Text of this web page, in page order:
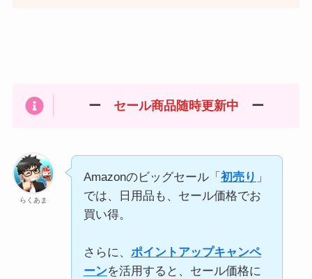
ー セール商品随時更新中 ー
らくあま
Amazonのビッグセール「 初売り 」
では、日用品も、セール価格でお
買い得。
さらに、 ポイントアップキャンペ
ーンを活用すると、セール価格に